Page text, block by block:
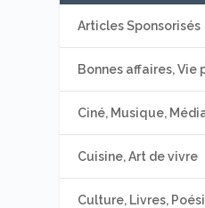
Articles Sponsorisés
Bonnes affaires, Vie
Ciné, Musique,
Cuisine, Art de vivre
Culture, Livres,